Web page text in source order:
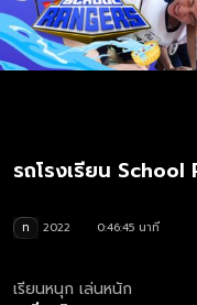
รถโรงเรียน
ท 2022
0:46:45 นาที
เรียนหนุก เล่นหนัก